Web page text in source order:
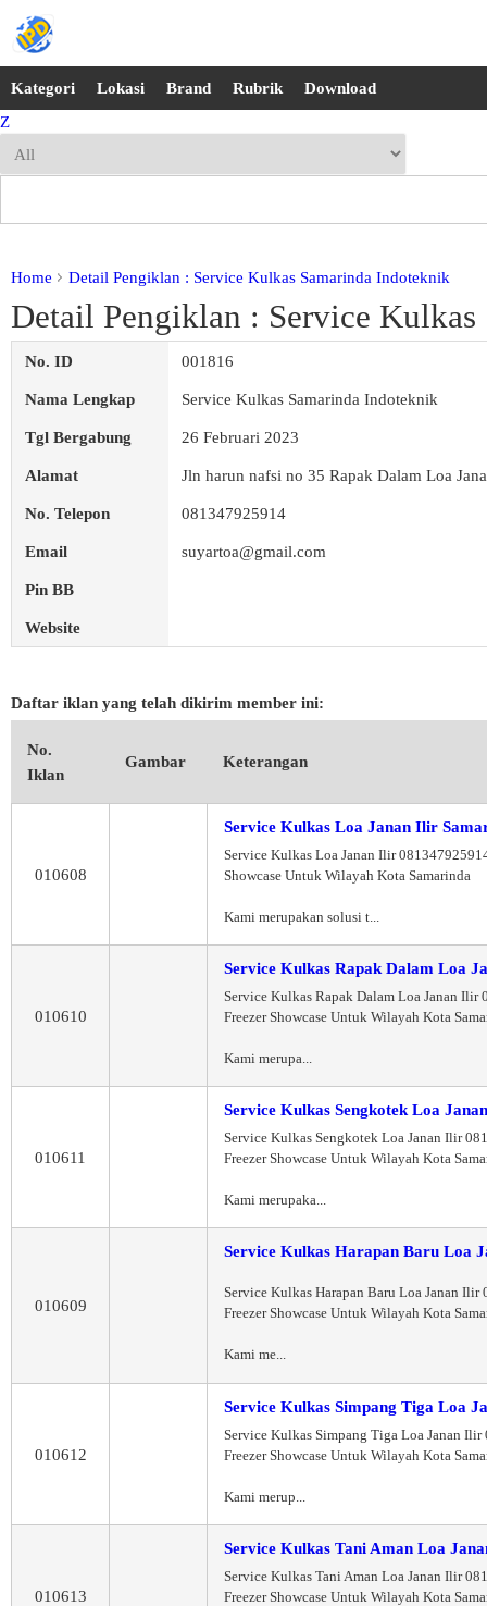
Kategori Lokasi Brand Rubrik
Download
Z
Home Detail Pengiklan : Service Kulkas Samarinda Indoteknik
Detail Pengiklan : Service
No. ID 001816
Nama Lengkap Service Kulkas Samarinda Indoteknik
Tgl Bergabung 26 Februari 2023
Alamat Jln harun nafsi no 35 Rapak Dalam Loa
No. Telepon 081347925914
Email suyartoa@gmail.com
Pin BB
Website
Daftar iklan yang telah dikirim member ini:
No.
Iklan
Gambar Keterangan
010608
Service Kulkas Loa Janan Ilir
Service Kulkas Loa Janan Ilir
Showcase Untuk Wilayah Kota Samarinda
Kami merupakan solusi t...
010610
Service Kulkas Rapak Dalam Loa
Service Kulkas Rapak Dalam Loa Janan
Freezer Showcase Untuk Wilayah Kota
Kami merupa...
010611
Service Kulkas Sengkotek Loa
Service Kulkas Sengkotek Loa Janan Ilir
Freezer Showcase Untuk Wilayah Kota
Kami merupaka...
010609
Service Kulkas Harapan Baru Loa
Service Kulkas Harapan Baru Loa Janan
Freezer Showcase Untuk Wilayah Kota
Kami me...
010612
Service Kulkas Simpang Tiga Loa
Service Kulkas Simpang Tiga Loa Janan
Freezer Showcase Untuk Wilayah Kota
Kami merup...
010613
Service Kulkas Tani Aman Loa
Service Kulkas Tani Aman Loa Janan Ilir
Freezer Showcase Untuk Wilayah Kota